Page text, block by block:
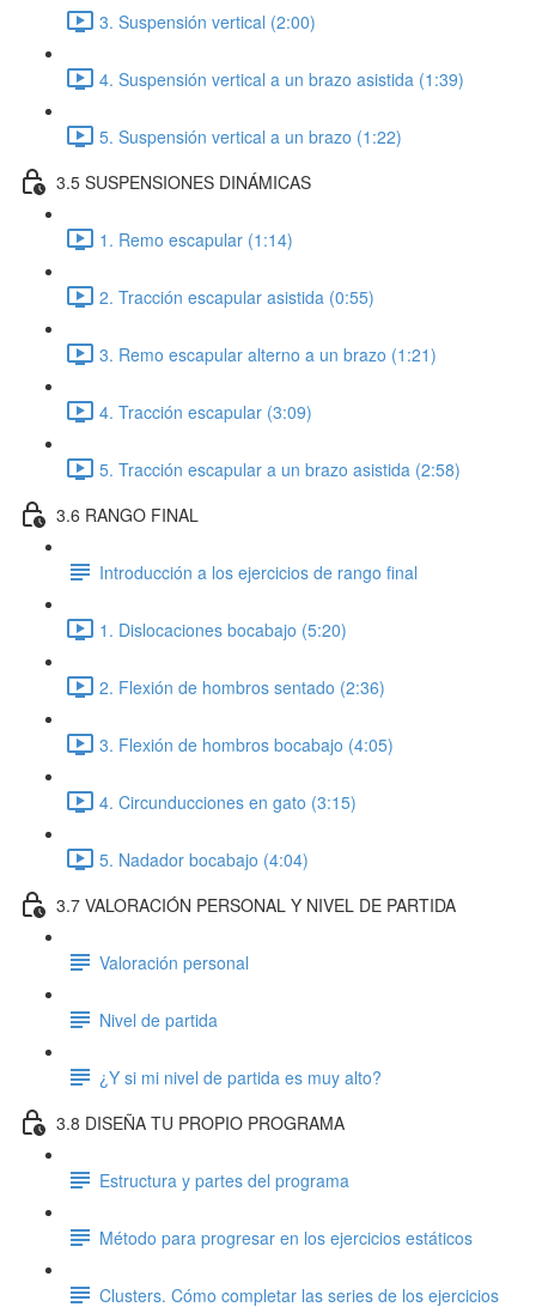
3. Suspensión vertical (2:00)
4. Suspensión vertical a un brazo asistida (1:39)
5. Suspensión vertical a un brazo (1:22)
3.5 SUSPENSIONES DINÁMICAS
1. Remo escapular (1:14)
2. Tracción escapular asistida (0:55)
3. Remo escapular alterno a un brazo (1:21)
4. Tracción escapular (3:09)
5. Tracción escapular a un brazo asistida (2:58)
3.6 RANGO FINAL
Introducción a los ejercicios de rango final
1. Dislocaciones bocabajo (5:20)
2. Flexión de hombros sentado (2:36)
3. Flexión de hombros bocabajo (4:05)
4. Circunducciones en gato (3:15)
5. Nadador bocabajo (4:04)
3.7 VALORACIÓN PERSONAL Y NIVEL DE PARTIDA
Valoración personal
Nivel de partida
¿Y si mi nivel de partida es muy alto?
3.8 DISEÑA TU PROPIO PROGRAMA
Estructura y partes del programa
Método para progresar en los ejercicios estáticos
Clusters. Cómo completar las series de los ejercicios